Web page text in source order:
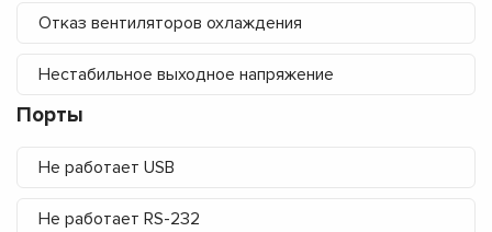
Отказ вентиляторов охлаждения
Нестабильное выходное напряжение
Порты
Не работает USB
Не работает RS-232